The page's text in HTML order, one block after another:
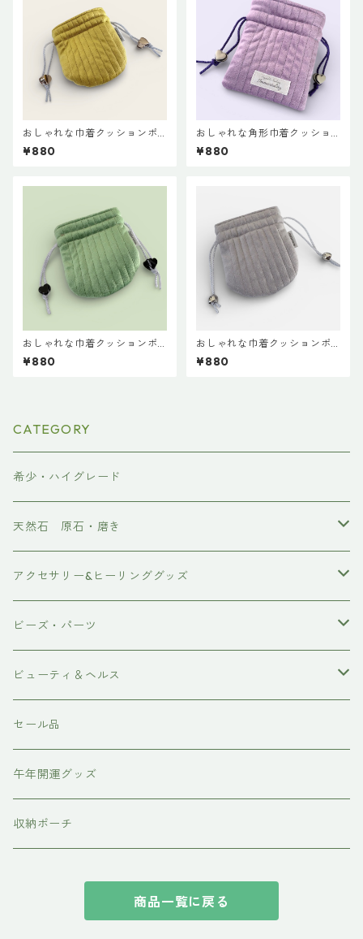
おしゃれな巾着クッションポ
ーチ♡イエロ＝
¥880
おしゃれな角形巾着クッショ
ンポーチ◇ラベンダー
¥880
おしゃれな巾着クッションポ
ーチ♡ライトグリーン
¥880
おしゃれな巾着クッションポ
ーチ♡シルバー
¥880
CATEGORY
希少・ハイグレード
天然石 原石・磨き
原石
ポイント
磨き
アクセサリー&ヒーリンググッズ
ブレスレット
ネックレス・ペンダント
ピアス・イアリング
スピリチュアルグッズ
ビーズ・パーツ
天然石ビーズ
天使の羽シリーズ
各種パーツ
ビューティ＆ヘルス
ドテラ doTERRA
テラヘルツ・ホルミシス
セール品
午年開運グッズ
収納ポーチ
商品一覧に戻る